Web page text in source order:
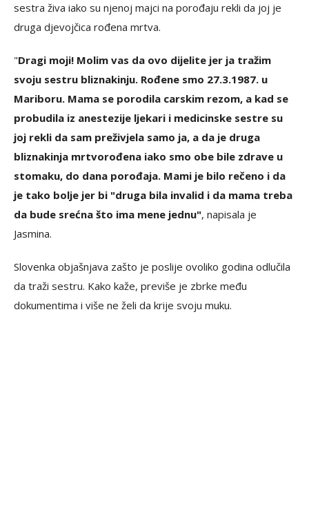
sestra živa iako su njenoj majci na porođaju rekli da joj je
druga djevojčica rođena mrtva.
"Dragi moji! Molim vas da ovo dijelite jer ja tražim
svoju sestru bliznakinju. Rođene smo 27.3.1987. u
Mariboru. Mama se porodila carskim rezom, a kad se
probudila iz anestezije ljekari i medicinske sestre su
joj rekli da sam preživjela samo ja, a da je druga
bliznakinja mrtvorođena iako smo obe bile zdrave u
stomaku, do dana porođaja. Mami je bilo rečeno i da
je tako bolje jer bi "druga bila invalid i da mama treba
da bude srećna što ima mene jednu", napisala je
Jasmina.
Slovenka objašnjava zašto je poslije ovoliko godina odlučila
da traži sestru. Kako kaže, previše je zbrke među
dokumentima i više ne želi da krije svoju muku.